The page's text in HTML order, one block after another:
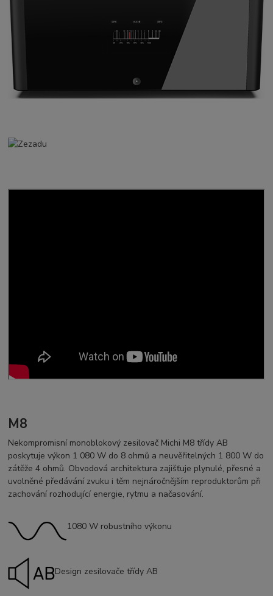
M8
Nekompromisní monoblokový zesilovač Michi M8 třídy AB
poskytuje výkon 1 080 W do 8 ohmů a neuvěřitelných 1 800 W do
zátěže 4 ohmů. Obvodová architektura zajišťuje plynulé, přesné a
uvolněné předávání zvuku i těm nejnáročnějším reproduktorům při
zachování rozhodující energie, rytmu a načasování.
1080 W robustního výkonu
Design zesilovače třídy AB